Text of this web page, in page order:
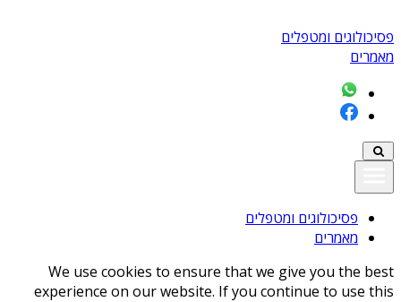
פסיכולוגים ומטפלים
מאמרים
פסיכולוגים ומטפלים
מאמרים
We use cookies to ensure that we give you the best
experience on our website. If you continue to use this